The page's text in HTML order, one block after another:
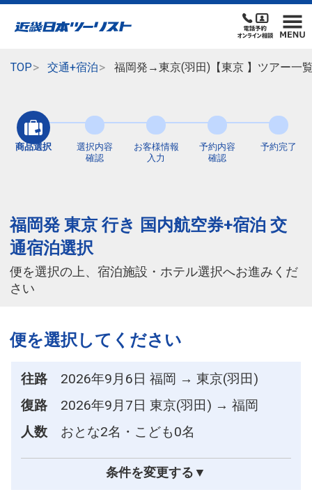
TOP 交通+宿泊 福岡発→東京(羽田)【東京 】ツアー一
商品選択
選択内容
確認
お客様情報
入力
予約内容
確認
予約完了
福岡発 東京 行き 国内航空券+宿泊 交
通宿泊選択
便を選択の上、宿泊施設・ホテル選択へお進みくだ
さい
便を選択してください
往路
2026年9月6日 福岡 → 東京(羽田)
復路
2026年9月7日 東京(羽田) → 福岡
人数
おとな2名・こども0名
条件を変更する▼